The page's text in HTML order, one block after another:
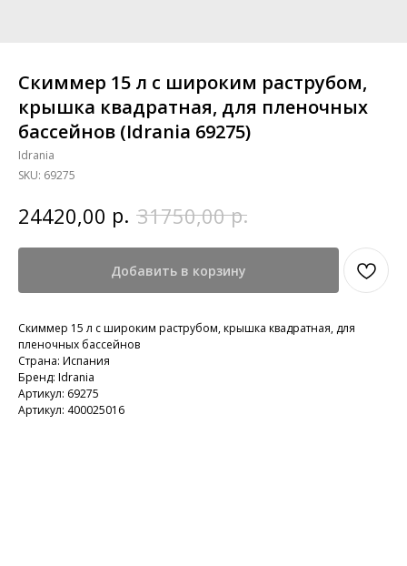
Скиммер 15 л с широким раструбом,
крышка квадратная, для пленочных
бассейнов (Idrania 69275)
Idrania
SKU: 69275
24420,00 р. 31750,00 р.
Добавить в корзину
Скиммер 15 л с широким раструбом, крышка квадратная, для
пленочных бассейнов
Страна: Испания
Бренд: Idrania
Артикул: 69275
Артикул: 400025016